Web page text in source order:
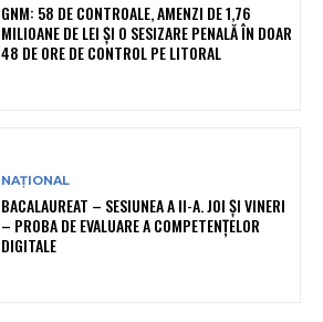
GNM: 58 DE CONTROALE, AMENZI DE 1,76
MILIOANE DE LEI ȘI O SESIZARE PENALĂ ÎN DOAR
48 DE ORE DE CONTROL PE LITORAL
NAȚIONAL
BACALAUREAT – SESIUNEA A II-A. JOI ȘI VINERI
– PROBA DE EVALUARE A COMPETENȚELOR
DIGITALE